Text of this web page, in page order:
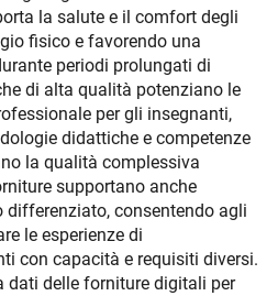
la salute e il comfort degli
fisico e favorendo una
periodi prolungati di
di alta qualità potenziano le
per gli insegnanti,
didattiche e competenze
la qualità complessiva
supportano anche
consentendo agli
le esperienze di
con capacità e requisiti diversi.
dati delle forniture digitali per